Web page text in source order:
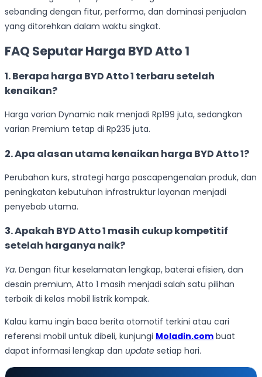
sebanding dengan fitur, performa, dan dominasi penjualan
yang ditorehkan dalam waktu singkat.
FAQ Seputar Harga BYD Atto 1
1. Berapa harga BYD Atto 1 terbaru setelah
kenaikan?
Harga varian Dynamic naik menjadi Rp199 juta, sedangkan
varian Premium tetap di Rp235 juta.
2. Apa alasan utama kenaikan harga BYD Atto 1?
Perubahan kurs, strategi harga pascapengenalan produk, dan
peningkatan kebutuhan infrastruktur layanan menjadi
penyebab utama.
3. Apakah BYD Atto 1 masih cukup kompetitif
setelah harganya naik?
Ya. Dengan fitur keselamatan lengkap, baterai efisien, dan
desain premium, Atto 1 masih menjadi salah satu pilihan
terbaik di kelas mobil listrik kompak.
Kalau kamu ingin baca berita otomotif terkini atau cari
referensi mobil untuk dibeli, kunjungi Moladin.com buat
dapat informasi lengkap dan update setiap hari.